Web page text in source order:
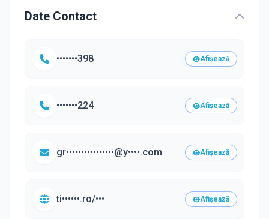
Date Contact
•••••••398 Afișează
•••••••224 Afișează
gr••••••••••••••••@y••••.com Afișează
ti••••••.ro/••• Afișează